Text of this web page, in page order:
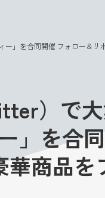
」を合同開催 フォロー＆リ
）で
」を合
商品を